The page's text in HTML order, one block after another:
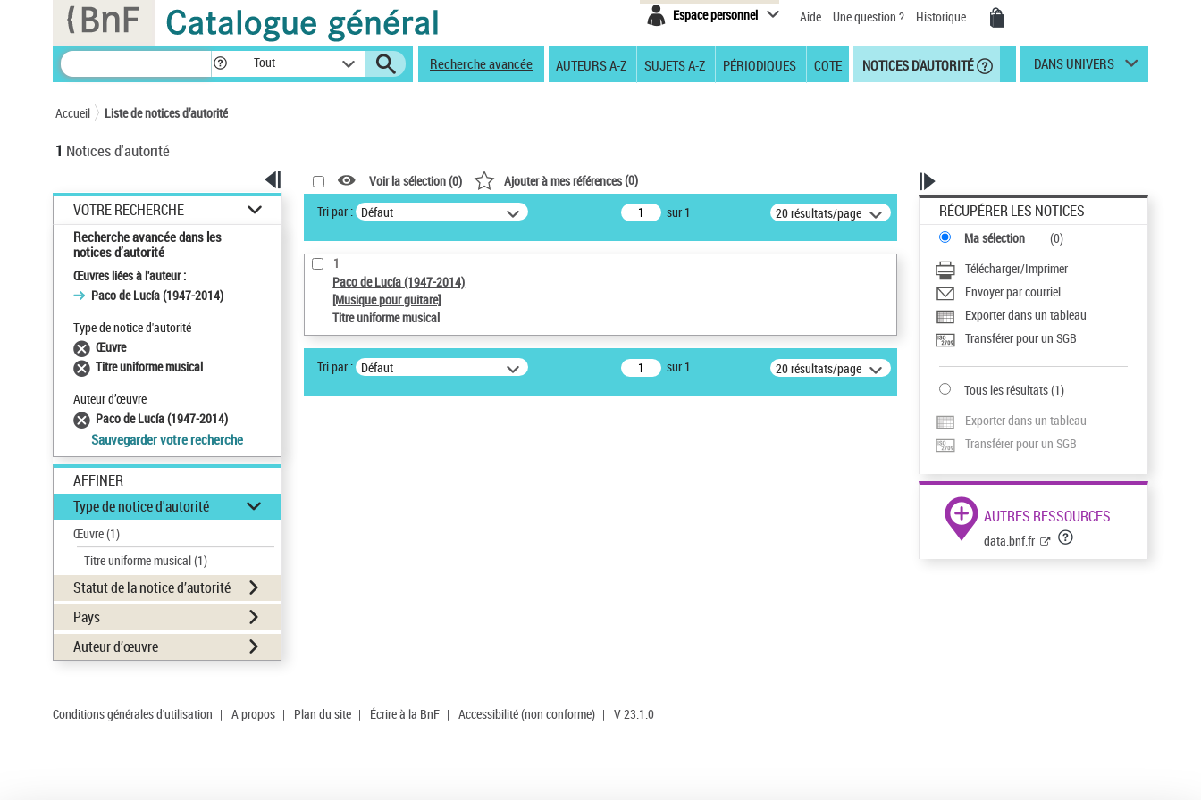
Espace personnel Aide Une question ? Historique
Tout Recherche avancée AUTEURS A-Z SUJETS A-Z PÉRIODIQUES COTE NOTICES D'AUTORITÉ DANS UNIVERS
Accueil Liste de notices d’autorité
1 Notices d'autorité
VOTRE RECHERCHE
Recherche avancée dans les
notices d’autorité
Œuvres liées à l'auteur :
Paco de Lucía (1947-2014)
Type de notice d'autorité
Œuvre
Titre uniforme musical
Auteur d’œuvre
Paco de Lucía (1947-2014)
Sauvegarder votre recherche
AFFINER
Type de notice d'autorité
Œuvre(1)
Titre uniforme musical(1)
Statut de la notice d’autorité
Pays
Auteur d’œuvre
Voir la sélection (0) Ajouter à mes références(0)
Tri par : Défaut sur 1 20 résultats/page
1
Paco de Lucía (1947-2014)
[Musique pour guitare]
Titre uniforme musical
Tri par : Défaut sur 1 20 résultats/page
RÉCUPÉRER LES NOTICES
Ma sélection (0)
Télécharger/Imprimer
Envoyer par courriel
Exporter dans un tableau
Transférer pour un SGB
Tous les résultats(1)
Exporter dans un tableau
Transférer pour un SGB
AUTRES RESSOURCES
data.bnf.fr
Conditions générales d'utilisation | A propos | Plan du site | Écrire à la BnF | Accessibilité (non conforme) | V 23.1.0
Panneau de gestion des cookies